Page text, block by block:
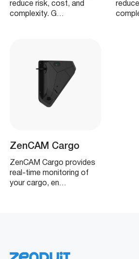
reduce risk, cost, and
complexity. G…
ZenCAM Cargo
ZenCAM Cargo provides
real-time monitoring of
your cargo, en…